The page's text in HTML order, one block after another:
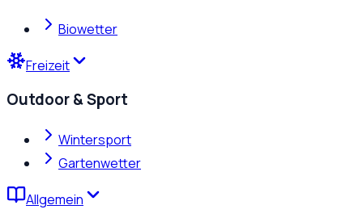
Biowetter
Freizeit
Outdoor & Sport
Wintersport
Gartenwetter
Allgemein